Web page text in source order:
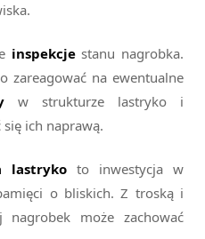
inspekcjestanu nagrobka.
zareagować na ewentualne
w strukturze lastryko i
ich naprawą.
lastryko to inwestycja w
o bliskich. Z troską i
nagrobek może zachować